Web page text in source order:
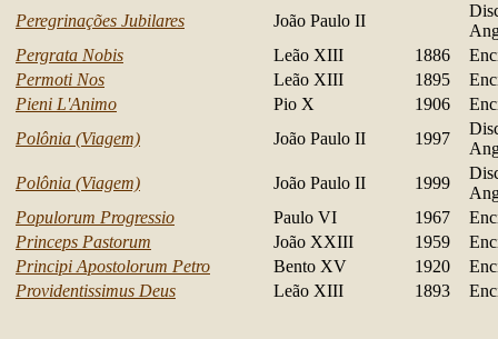
Peregrinações Jubilares
João Paulo II
Pergrata Nobis
Leão XIII 1886
Permoti Nos
Leão XIII 1895
Pieni L'Animo
Pio X 1906
Polônia (Viagem)
João Paulo II 1997
Polônia (Viagem)
João Paulo II 1999
Populorum Progressio
Paulo VI 1967
Princeps Pastorum
João XXIII 1959
Principi Apostolorum Petro
Bento XV 1920
Providentissimus Deus
Leão XIII 1893